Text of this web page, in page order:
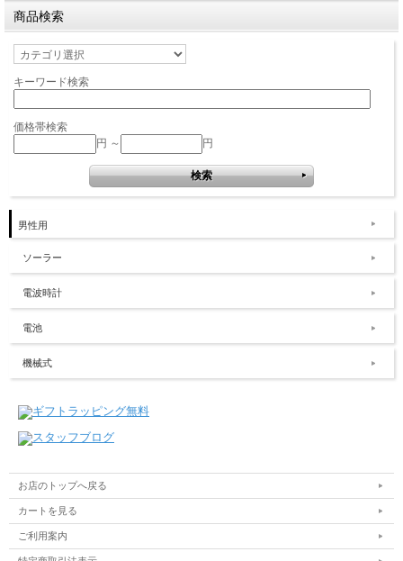
商品検索
キーワード検索
価格帯検索
円 ～
円
男性用
ソーラー
電波時計
電池
機械式
お店のトップへ戻る
カートを見る
ご利用案内